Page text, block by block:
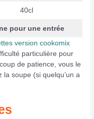
40cl
pour une entrée
version cookomix
particulière pour
de patience, vous le
soupe (si quelqu’un a